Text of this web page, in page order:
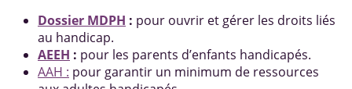
Dossier MDPH : pour ouvrir et gérer les droits liés
au handicap.
AEEH : pour les parents d’enfants handicapés.
AAH : pour garantir un minimum de ressources